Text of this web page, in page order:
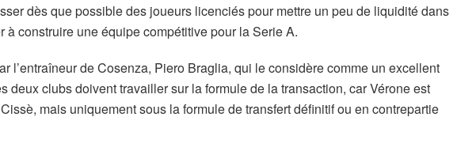
dès que possible des joueurs licenciés pour mettre un peu de liquidité dans
à construire une équipe compétitive pour la Serie A.
l’entraîneur de Cosenza, Piero Braglia, qui le considère comme un excellent
deux clubs doivent travailler sur la formule de la transaction, car Vérone est
mais uniquement sous la formule de transfert définitif ou en contrepartie